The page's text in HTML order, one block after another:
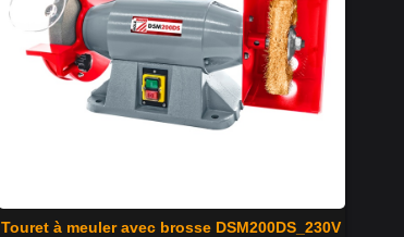
Touret à meuler avec brosse DSM200DS_230V